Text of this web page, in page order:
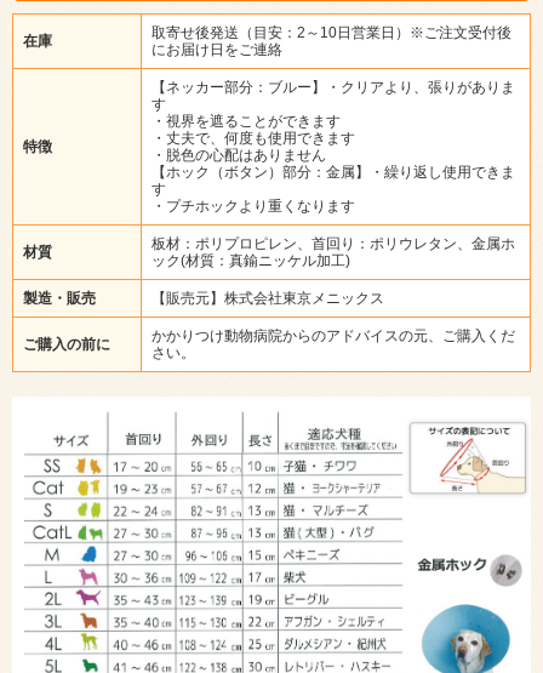
在庫
取寄せ後発送（目安：2～10日営業日）※ご注文受付後
にお届け日をご連絡
特徴
【ネッカー部分：ブルー】・クリアより、張りがありま
す
・視界を遮ることができます
・丈夫で、何度も使用できます
・脱色の心配はありません
【ホック（ボタン）部分：金属】・繰り返し使用できま
す
・プチホックより重くなります
材質
板材：ポリプロピレン、首回り：ポリウレタン、金属ホ
ック(材質：真鍮ニッケル加工)
製造・販売 【販売元】株式会社東京メニックス
ご購入の前に
かかりつけ動物病院からのアドバイスの元、ご購入くだ
さい。